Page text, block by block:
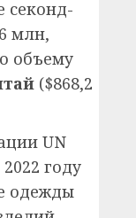
секонд-
млн,
объему
($868,2
UN
году
одежды